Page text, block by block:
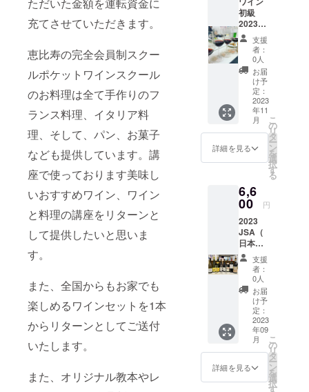
充てさせていただきます。
恵比寿の完全会員制スクー
ルポケットワインスクール
のお料理は全て手作りのフ
ランス料理、イタリア料
理、そして、パン、お菓子
なども提供しています。講
座で使っております美味し
いおすすめワイン、ワイン
と料理の講座をリターンと
して提供したいと思いま
す。
また、全国からもお家でも
楽しめるワインセットを1本
からリターンとしてご送付
いたします。
また、オリジナル教本やレ
講座合格率
は90%以上
の実績で
す。皆様に
合格するポ
イントを絞
りこんで、
しっかりと
また、楽し
く、わかり
やすく講義
きます。後
半のティス
ティングで
は、第3者へ
の伝え方、
表現方法と
ともに、合
格するため
のノウハウ
をおひとり
ずつ親身に
なって指導
いたしま
に着実
に発展
し、現
在では
年間
5,000,0
00ケー
スを超
え る生
産量を
誇り、
内外か
ら高い
評価を
得てい
ストラ
リア最
大級の
ワイナ
リーで
す。各
州の名
産地で
育てら
れたブ
ドウを
使い、
伝 統と
最新の
技術を
融合さ
せ、そ
ヴィニ
ヨン・
ブラン
カリ
フォル
ニア
シャル
ドネ ブ
ルゴー
ニュ
ピノ・
ノワー
ル チ
リ カ
ベル
ソー
ヴィニ
ヨン ※ﾜ
ｲﾝとの
お料理
の組み
合わせ
も学べ
ます ス
モーク
サーモ
ンのマ
リネ ブ
ラン
ダード
（干し
ダラの
ミルク
煮） キ
想わせ
る複雑
な香り
があ
り、フ
ローラ
ルで調
和の取
れた味
わい。
醸造は
すべて
のレン
ジでマ
ロラク
ク発酵
と長め
の熟成
を行
い、
シャン
パンの
華やか
さ、
ハーモ
ニー、
繊細さ
を追求
してい
ます。
アクセ
ルと
ヴァロ
ンの最
いたAC
ボル
ドーと
は思え
ぬ高級
感・・
・。
ボル
ドーの
最上質
のテロ
ワール
されて
いま
常に華
やかな
トロピ
カル・
フルー
ツや
ハーブ
などの
フレー
ヴァー
が広が
り、バ
ランス
の良い
フレッ
シュな
辛口白
ワイン
です。
シャン
パンの
華やか
さ、
ハーモ
ニー、
繊細さ
を追求
してい
ます。
「アク
セル・
ヴァロ
ン ブ
は、長
い余韻
が特長
の大変
飲み心
地の良
いシャ
ンパー
ニュ。
ピノの
果実と
シャル
ドネの
フィネ
スが見
和を見
せてい
腹。粘
土石灰
質とシ
ルト質
土壌。
マコン
地区の
中心
部、ア
ゼ村に
1921年
から続
メー
ヌ。
は、標
高250～
350mの
なだら
かな斜
面に広
がって
おり、
抜群の
水はけ
と太陽
の恩恵
を受け
る好条
件にあ
す。畑
には
ヴァラ
ンド
ローを
造り出
した
ジャ
ン・
リュッ
ク・
テュヌ
ヴァン
氏がま
たも
や、と
造り出
しまし
創意工
夫を重
ねるア
イデア
マンの
テュヌ
ヴァン
氏は、
できる
限り手
頃な価
格で手
る、他
には無
EBIN
BOURG
OGNE
PINOT
NOIR
VIEILLE
S
VIGNES
マコネ
地区の
中央に
位置
し、イ
ジェ村
ロ・サ
ン・
ジェル
マ
ン」。
ドメー
ヌ・ロ
シュバ
ンの原
点と
なった
歴史的
な区
画。
14ha所
有。標
高250～
300m。
初級
2023年
11月期
通学
コース
を体験
受講で
きま
す。
「有効
期限：
2023年
11月～
2024年
2月」
ワイン
産地と
ともに
世界の
ワイン
のティ
スティ
ングと
地方料
理が学
べます
実際に
地方料
理との
ペアリ
ングを
お楽し
支援
者：
0人
お届
け予
定：
2023
年11
月
詳細を見る
こ
の
リ
タ
ー
ン
を
選
択
す
る
6,6
00 円
2023
JSA（
日本ソ
ムリエ
協会）
認定試
験
❖❖❖
ソム
リエ、
エキス
パート2
次試験
対策講
座
❖❖❖
支援
者：
0人
お届
け予
定：
2023
年09
月
詳細を見る
こ
の
リ
タ
ー
ン
を
選
択
す